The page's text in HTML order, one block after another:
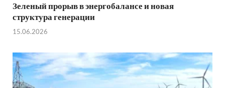
Зеленый прорыв в энергобалансе и новая
структура генерации
15.06.2026